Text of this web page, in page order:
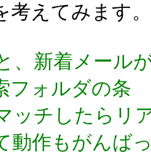
考えてみます。
、新着メール
フォルダの条
ッチしたらリ
動作もがんば